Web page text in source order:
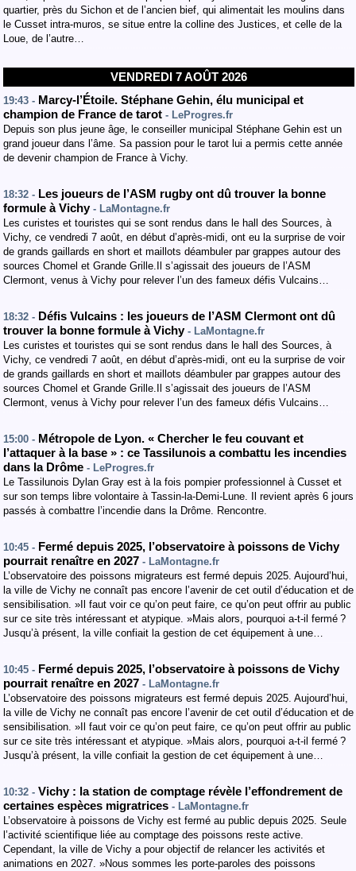
quartier, près du Sichon et de l’ancien bief, qui alimentait les moulins dans
le Cusset intra-muros, se situe entre la colline des Justices, et celle de la
Loue, de l’autre…
VENDREDI 7 AOÛT 2026
19:43 - Marcy-l’Étoile. Stéphane Gehin, élu municipal et
champion de France de tarot - LeProgres.fr
Depuis son plus jeune âge, le conseiller municipal Stéphane Gehin est un
grand joueur dans l’âme. Sa passion pour le tarot lui a permis cette année
de devenir champion de France à Vichy.
18:32 - Les joueurs de l’ASM rugby ont dû trouver la bonne
formule à Vichy - LaMontagne.fr
Les curistes et touristes qui se sont rendus dans le hall des Sources, à
Vichy, ce vendredi 7 août, en début d’après-midi, ont eu la surprise de voir
de grands gaillards en short et maillots déambuler par grappes autour des
sources Chomel et Grande Grille.Il s’agissait des joueurs de l’ASM
Clermont, venus à Vichy pour relever l’un des fameux défis Vulcains…
18:32 - Défis Vulcains : les joueurs de l’ASM Clermont ont dû
trouver la bonne formule à Vichy - LaMontagne.fr
Les curistes et touristes qui se sont rendus dans le hall des Sources, à
Vichy, ce vendredi 7 août, en début d’après-midi, ont eu la surprise de voir
de grands gaillards en short et maillots déambuler par grappes autour des
sources Chomel et Grande Grille.Il s’agissait des joueurs de l’ASM
Clermont, venus à Vichy pour relever l’un des fameux défis Vulcains…
15:00 - Métropole de Lyon. « Chercher le feu couvant et
l’attaquer à la base » : ce Tassilunois a combattu les incendies
dans la Drôme - LeProgres.fr
Le Tassilunois Dylan Gray est à la fois pompier professionnel à Cusset et
sur son temps libre volontaire à Tassin-la-Demi-Lune. Il revient après 6 jours
passés à combattre l’incendie dans la Drôme. Rencontre.
10:45 - Fermé depuis 2025, l’observatoire à poissons de Vichy
pourrait renaître en 2027 - LaMontagne.fr
L’observatoire des poissons migrateurs est fermé depuis 2025. Aujourd’hui,
la ville de Vichy ne connaît pas encore l’avenir de cet outil d’éducation et de
sensibilisation. »Il faut voir ce qu’on peut faire, ce qu’on peut offrir au public
sur ce site très intéressant et atypique. »Mais alors, pourquoi a-t-il fermé ?
Jusqu’à présent, la ville confiait la gestion de cet équipement à une…
10:45 - Fermé depuis 2025, l’observatoire à poissons de Vichy
pourrait renaître en 2027 - LaMontagne.fr
L’observatoire des poissons migrateurs est fermé depuis 2025. Aujourd’hui,
la ville de Vichy ne connaît pas encore l’avenir de cet outil d’éducation et de
sensibilisation. »Il faut voir ce qu’on peut faire, ce qu’on peut offrir au public
sur ce site très intéressant et atypique. »Mais alors, pourquoi a-t-il fermé ?
Jusqu’à présent, la ville confiait la gestion de cet équipement à une…
10:32 - Vichy : la station de comptage révèle l’effondrement de
certaines espèces migratrices - LaMontagne.fr
L’observatoire à poissons de Vichy est fermé au public depuis 2025. Seule
l’activité scientifique liée au comptage des poissons reste active.
Cependant, la ville de Vichy a pour objectif de relancer les activités et
animations en 2027. »Nous sommes les porte-paroles des poissons